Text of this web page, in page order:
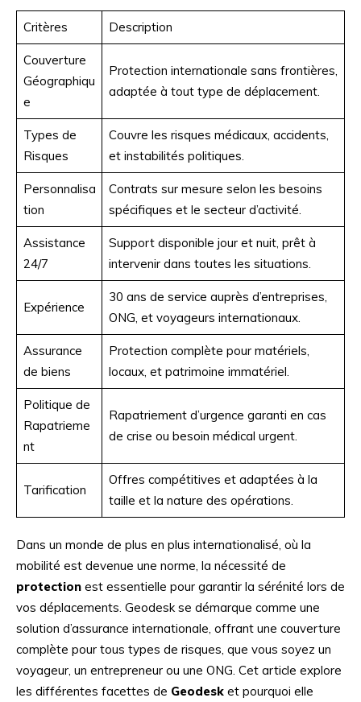
Critères Description
Couverture
Géographiqu
e
Protection internationale sans frontières,
adaptée à tout type de déplacement.
Types de
Risques
Couvre les risques médicaux, accidents,
et instabilités politiques.
Personnalisa
tion
Contrats sur mesure selon les besoins
spécifiques et le secteur d’activité.
Assistance
24/7
Support disponible jour et nuit, prêt à
intervenir dans toutes les situations.
Expérience
30 ans de service auprès d’entreprises,
ONG, et voyageurs internationaux.
Assurance
de biens
Protection complète pour matériels,
locaux, et patrimoine immatériel.
Politique de
Rapatrieme
nt
Rapatriement d’urgence garanti en cas
de crise ou besoin médical urgent.
Tarification
Offres compétitives et adaptées à la
taille et la nature des opérations.
Dans un monde de plus en plus internationalisé, où la
mobilité est devenue une norme, la nécessité de
protection est essentielle pour garantir la sérénité lors de
vos déplacements. Geodesk se démarque comme une
solution d’assurance internationale, offrant une couverture
complète pour tous types de risques, que vous soyez un
voyageur, un entrepreneur ou une ONG. Cet article explore
les différentes facettes de Geodesk et pourquoi elle